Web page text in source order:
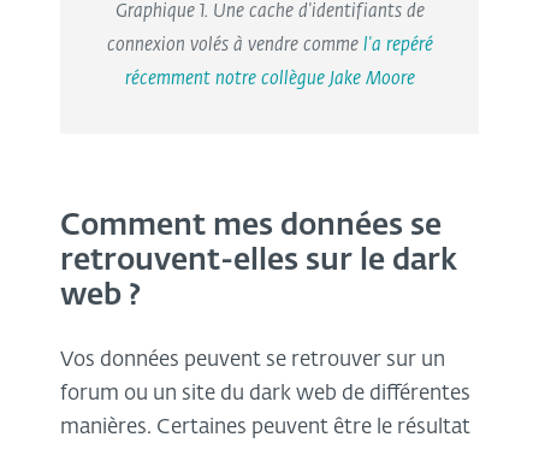
Graphique 1. Une cache d'identifiants de
connexion volés à vendre comme l'a repéré
récemment notre collègue Jake Moore
Comment mes données se
retrouvent-elles sur le dark
web ?
Vos données peuvent se retrouver sur un
forum ou un site du dark web de différentes
manières. Certaines peuvent être le résultat